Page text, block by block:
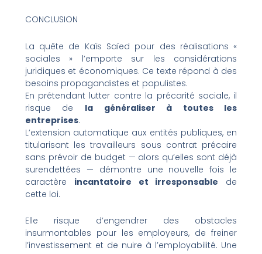
CONCLUSION
La quête de Kaïs Saïed pour des réalisations «
sociales » l’emporte sur les considérations
juridiques et économiques. Ce texte répond à des
besoins propagandistes et populistes.
En prétendant lutter contre la précarité sociale, il
risque de la généraliser à toutes les
entreprises.
L’extension automatique aux entités publiques, en
titularisant les travailleurs sous contrat précaire
sans prévoir de budget — alors qu’elles sont déjà
surendettées — démontre une nouvelle fois le
caractère incantatoire et irresponsable de
cette loi.
Elle risque d’engendrer des obstacles
insurmontables pour les employeurs, de freiner
l’investissement et de nuire à l’employabilité. Une